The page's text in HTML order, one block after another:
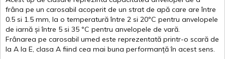
frâna pe un carosabil acoperit de un strat de apă care areîntre
0.5 si 1.5 mm, la o temperatură între 2 si 20ºC pentru anvelopele
de iarnă și între 5 si 35 ºC pentru anvelopele de vară.
Frânarea pe carosabil umed este reprezentată printr-o scară de
la A la E, clasa A fiind cea mai buna performanță în acest sens.